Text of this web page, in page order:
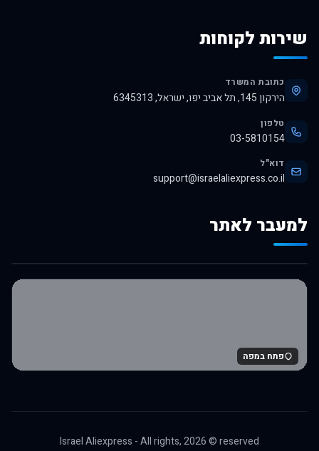
שירות לקוחות
כתובת המשרד
הירקון 145, תל אביב יפו, ישראל, 6345313
טלפון
03-5810154
דוא"ל
support@israelaliexpress.co.il
למעבר לאתר
לרכישה באלי אקספרס
פתח במפה
Israel Aliexpress - All rights,2026© reserved